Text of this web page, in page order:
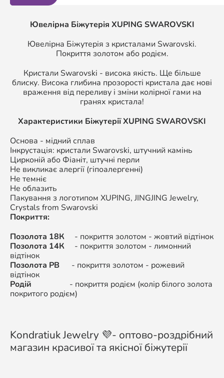
Ювелірна Біжутерія XUPING SWAROVSKI
Ювелірна Біжутерія з кристалами Swarovski.
Покриття золотом або родієм.
Кристали Swarovski - висока якість. Ще більше
блиску. Висока глибина прозорості кристала дає нові
враження від переливу і зміни колірної гами на
гранях кристала!
Характеристики БіжутеріїXUPING SWAROVSKI
Основа - мідний сплав
Інкрустація: кристали Swarovski, штучний камінь
Цирконій або Фіаніт, штучні перли
Не викликає алергії (гіпоалергенні)
Не темніє
Не облазить
Пакування з логотипом XUPING, JINGJING Jewelry,
Crystals from Swarovski
Покриття:
Позолота 18К - покриття золотом - жовтий відтінок
Позолота 14К - покриття золотом - лимонний
відтінок
Позолота РВ - покриття золотом - рожевий
відтінок
Родій - покриття родієм (колір білого золота
покритого родієм)
Kondratiuk Jewelry 💜- оптово-роздрібний
магазин красивої та якісної біжутерії